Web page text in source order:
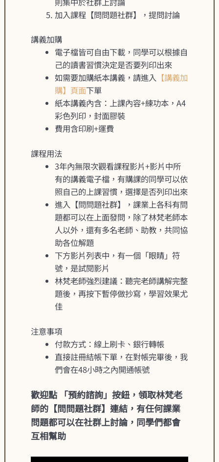
加入課程 【問問題社群】 ，提問討論
講義加購
電子檔皆可自由下載，同學可以根據自
己的讀書習慣決定是否要列印出來
如需要加購紙本講義，請進入 【講義加
購】頁面下單
紙本講義內含：上課內容+練功本，A4
彩色列印，封面膠裝
費用含印刷+運費
課程用法
3年內無限次觀看課程影片+影片中所
有的講義電子檔，有購課的同學可以依
照自己的上課習慣，選擇是否列印出來
進入【問問題社群】，課業上各科有問
題都可以在上面發問，除了林梵老師本
人以外，還有多名老師、助教，共同協
助各位解題
下方影片列表中，有一個「眼睛」符
號，是試閱影片
林梵老師強烈建議：聽完老師講解完整
題後，再按下暫停做抄寫，學習效果尤
佳
注意事項
付款方式：線上刷卡、銀行轉帳
直接註冊結帳下單，在對帳完畢後，我
們會在48小時之內開通帳號
歡迎點 「預約諮詢」按鈕，領取林梵老
師的【問問題社群】連結，有任何課業
問題都可以在社群上討論，同學們都會
互相幫助